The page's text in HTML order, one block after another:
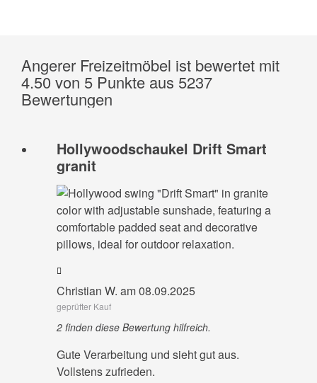
Angerer Freizeitmöbel ist bewertet mit
4.50 von 5 Punkte aus 5237
Bewertungen
Hollywoodschaukel Drift Smart
granit
Christian W. am 08.09.2025
geprüfter Kauf
2 finden diese Bewertung hilfreich.
Gute Verarbeitung und sieht gut aus.
Vollstens zufrieden.